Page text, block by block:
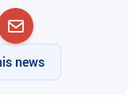
news